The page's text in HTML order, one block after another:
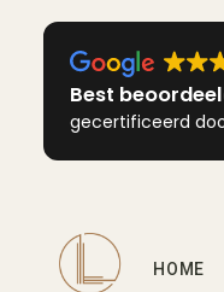
Best
gecertificeerd
HOME